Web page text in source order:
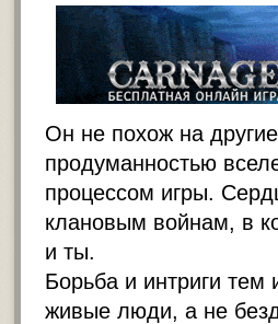
Он не похож на
продуманностью
процессом игры.
клановым войнам, в
и ты.
Борьба и интриги тем
живые люди, а не